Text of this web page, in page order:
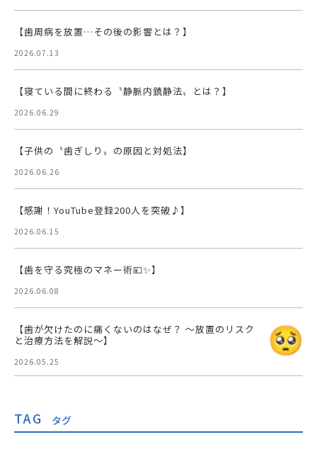
【歯周病を放置…その後の影響とは？】
2026.07.13
【寝ている間に終わる〝静脈内鎮静法〟とは？】
2026.06.29
【子供の〝歯ぎしり〟の原因と対処法】
2026.06.26
【感謝！YouTube登録200人を突破♪】
2026.06.15
【歯を守る究極のマネー術💴✨】
2026.06.08
【歯が欠けたのに痛くないのはなぜ？ 〜放置のリスク
と治療方法を解説〜】
2026.05.25
TAG タグ